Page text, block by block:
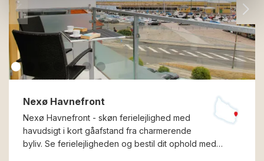
Nexø Havnefront
Nexø Havnefront - skøn ferielejlighed med
havudsigt i kort gåafstand fra charmerende
byliv. Se ferielejligheden og bestil dit ophold med…